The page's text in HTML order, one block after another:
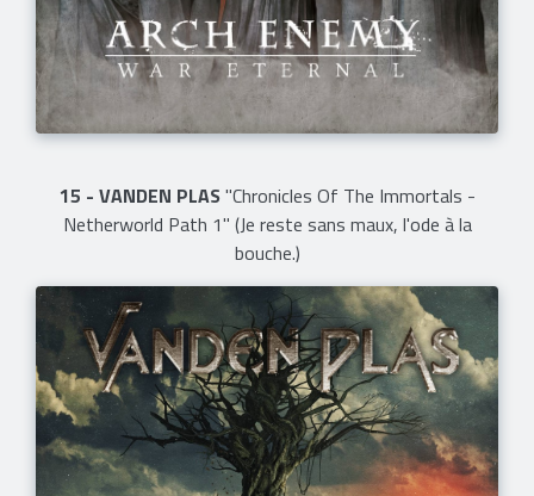
15 - VANDEN PLAS"Chronicles Of The Immortals -
Netherworld Path 1" (Je reste sans maux, l'ode à la
bouche.)